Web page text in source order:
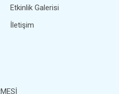
Etkinlik Galerisi
İletişim